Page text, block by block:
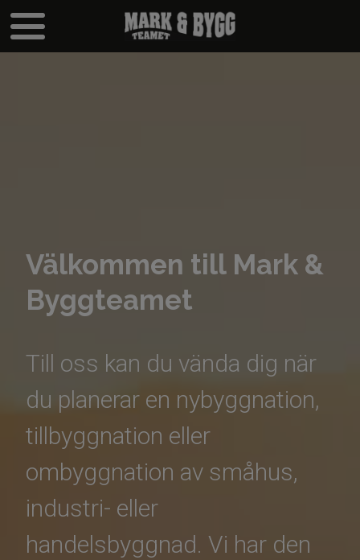
Välkommen till Mark &
Byggteamet
Till oss kan du vända dig när
du planerar en nybyggnation,
tillbyggnation eller
ombyggnation av småhus,
industri- eller
handelsbyggnad. Vi har den